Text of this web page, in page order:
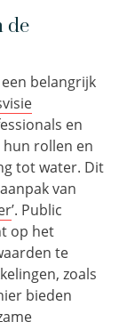
de
belangrijk
en
rollen en
tot water. Dit
aanpakvan
’. Public
op het
te
zoals
bieden